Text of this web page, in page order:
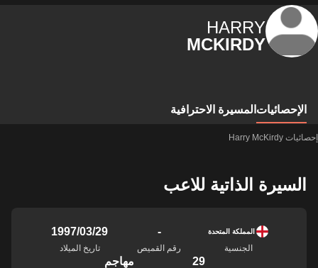
HARRY
MCKIRDY
الإحصائيات المسيرة الاحترافية
إحصائيات Harry McKirdy
السيرة الذاتية للاعب
المملكة المتحدة
الجنسية
-
رقم القميص
29‏/03‏/1997
تاريخ الميلاد
29 مهاجم